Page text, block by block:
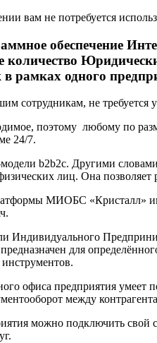
вам не потребуется
обеспечение
количество
в рамках одного
сотрудникам, не требуется
поэтому любому по
24/7.
b2b2c. Другими
лиц. Она
МИОБС «Кристалл»
Индивидуального
для
офиса предприятия умеет
между
можно подключить свой